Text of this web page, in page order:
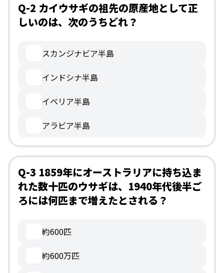
Q-2 カイウサギの祖先の原産地として正
しいのは、次のうちどれ？
スカンジナビア半島
インドシナ半島
イベリア半島
アラビア半島
Q-3 1859年にオーストラリアに持ち込ま
れた数十匹のウサギは、1940年代後半ご
ろには何匹まで増えたとされる？
約600匹
約600万匹